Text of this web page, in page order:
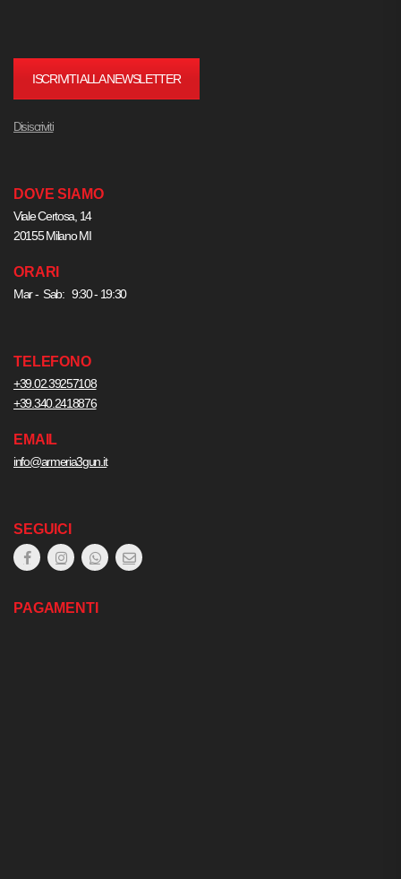
ISCRIVITI ALLA NEWSLETTER
Disiscriviti
DOVE SIAMO
Viale Certosa, 14
20155 Milano MI
ORARI
Mar - Sab: 9:30 - 19:30
TELEFONO
+39.02.39257108
+39.340.2418876
EMAIL
info@armeria3gun.it
SEGUICI
PAGAMENTI